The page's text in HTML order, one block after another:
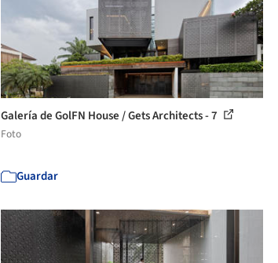
Galería de GolFN House / Gets Architects - 7
Foto
Guardar